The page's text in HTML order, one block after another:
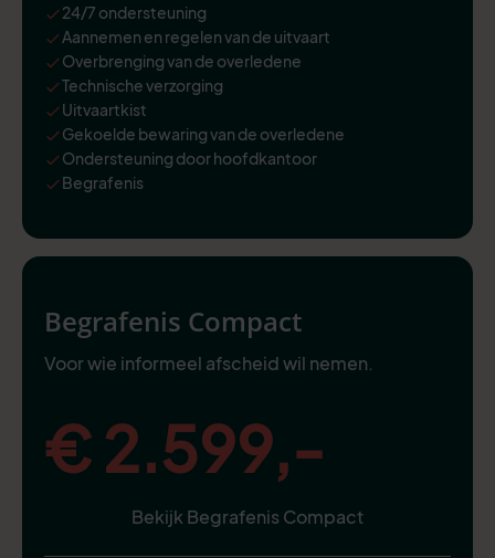
24/7 ondersteuning
Aannemen en regelen van de uitvaart
Overbrenging van de overledene
Technische verzorging
Uitvaartkist
Gekoelde bewaring van de overledene
Ondersteuning door hoofdkantoor
Begrafenis
Begrafenis Compact
Voor wie informeel afscheid wil nemen.
€ 2.599,-
Bekijk Begrafenis Compact